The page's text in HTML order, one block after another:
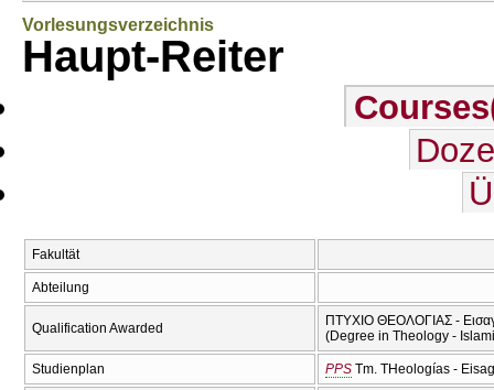
Vorlesungsverzeichnis
Haupt-Reiter
Courses
Fakultät
Abteilung
Qualification Awarded
ΠΤΥΧΙΟ ΘΕΟΛΟΓΙΑΣ -
(Degree in Theology -
Studienplan PPS Tm. THeologías -